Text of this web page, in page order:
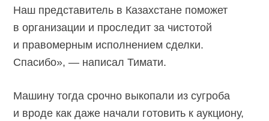
Наш представитель в Казахстане поможет
в организации и проследит за чистотой
и правомерным исполнением сделки.
Спасибо», — написал Тимати.
Машину тогда срочно выкопали из сугроба
и вроде как даже начали готовить к аукциону,